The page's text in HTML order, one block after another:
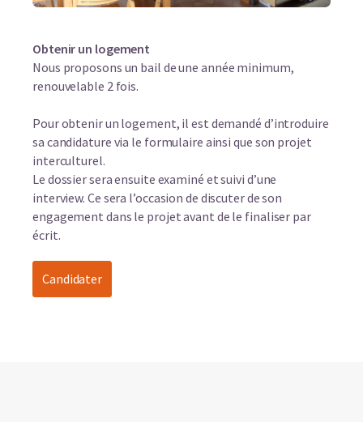
Obtenir un logement
Nous proposons un bail de une année minimum,
renouvelable 2 fois.
Pour obtenir un logement, il est demandé d’introduire
sa candidature via le formulaire ainsi que son projet
interculturel.
Le dossier sera ensuite examiné et suivi d’une
interview. Ce sera l’occasion de discuter de son
engagement dans le projet avant de le finaliser par
écrit.
Candidater